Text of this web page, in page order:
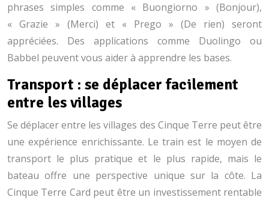
phrases simples comme « Buongiorno » (Bonjour),
« Grazie » (Merci) et « Prego » (De rien) seront
appréciées. Des applications comme Duolingo ou
Babbel peuvent vous aider à apprendre les bases.
Transport : se déplacer facilement
entre les villages
Se déplacer entre les villages des Cinque Terre peut être
une expérience enrichissante. Le train est le moyen de
transport le plus pratique et le plus rapide, mais le
bateau offre une perspective unique sur la côte. La
Cinque Terre Card peut être un investissement rentable